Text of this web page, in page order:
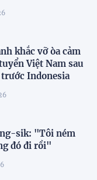
khắc vỡ òa cảm
Việt Nam sau
Indonesia
sik: "Tôi ném
đó đi rồi"